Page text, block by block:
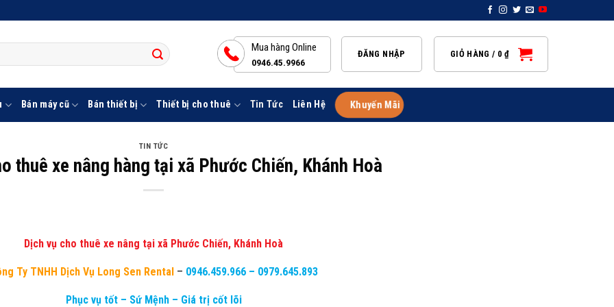
Mua hàng Online
0946.45.9966
ĐĂNG NHẬP GIỎ HÀNG / 0 ₫
Bán máy cũ Bán thiết bị Thiết bị cho thuê Tin Tức Liên Hệ Khuyến Mãi
TIN TỨC
thuê xe nâng hàng tại xã Phước Chiến, Khánh Hoà
Dịch vụ cho thuê xe nâng tại xã Phước Chiến, Khánh Hoà
Ty TNHH Dịch Vụ Long Sen Rental – 0946.459.966 – 0979.645.893
Phục vụ tốt – Sứ Mệnh – Giá trị cốt lõi